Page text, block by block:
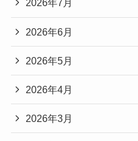
2026年7月
2026年6月
2026年5月
2026年4月
2026年3月